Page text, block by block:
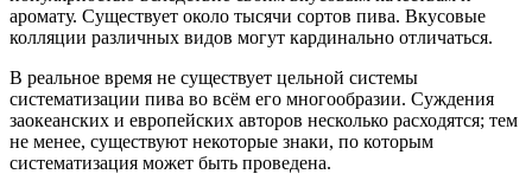
аромату. Существует около тысячи сортов пива. Вкусовые
колляции различных видов могут кардинально отличаться.
В реальное время не существует цельной системы
систематизации пива во всём его многообразии. Суждения
заокеанских и европейских авторов несколько расходятся; тем
не менее, существуют некоторые знаки, по которым
систематизация может быть проведена.